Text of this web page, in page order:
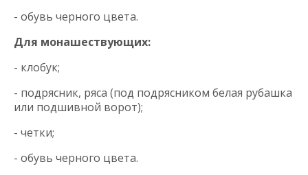
- обувь черного цвета.
Для монашествующих:
- клобук;
- подрясник, ряса (под подрясником белая рубашка
или подшивной ворот);
- четки;
- обувь черного цвета.